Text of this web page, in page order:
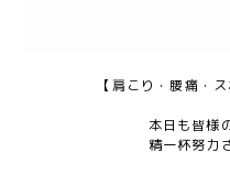
【肩こり・腰痛・
本日も皆様
精一杯努力